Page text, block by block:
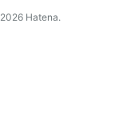
2026 Hatena.